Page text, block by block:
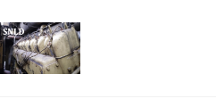
au
contenu